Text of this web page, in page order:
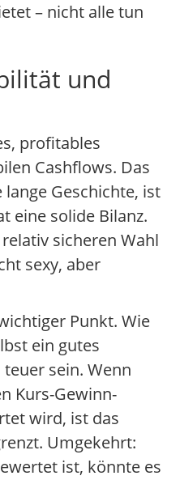
– nicht alle tun
und
profitables
Cashflows. Das
Geschichte, ist
eine solide Bilanz.
sicheren Wahl
sexy, aber
Punkt. Wie
ein gutes
sein. Wenn
Kurs-Gewinn-
wird, ist das
Umgekehrt:
ist, könnte es